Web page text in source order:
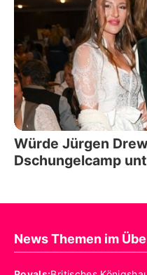
Würde Jürgen
Dschungelcamp
News Themen im